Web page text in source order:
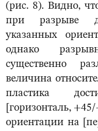
(рис. 8). Видно,
при разрыве
указанных
однако
существенно
величина
пластика
[горизонталь,
ориентации на